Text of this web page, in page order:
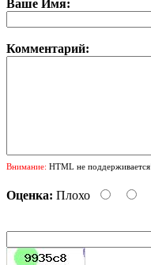
Ваше Имя:
Комментарий:
Внимание: HTML не
Оценка: Плохо